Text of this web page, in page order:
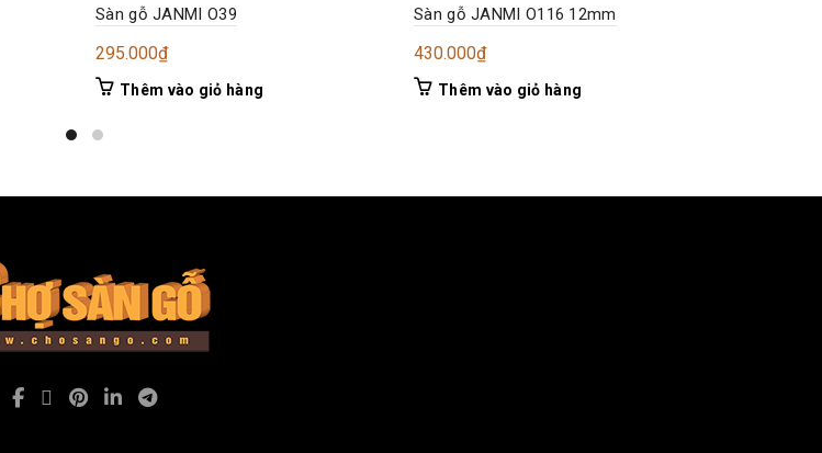
Sàn gỗ JANMI O39
295.000₫
Thêm vào giỏ hàng
Sàn gỗ JANMI O116 12mm
430.000₫
Thêm vào giỏ hàng